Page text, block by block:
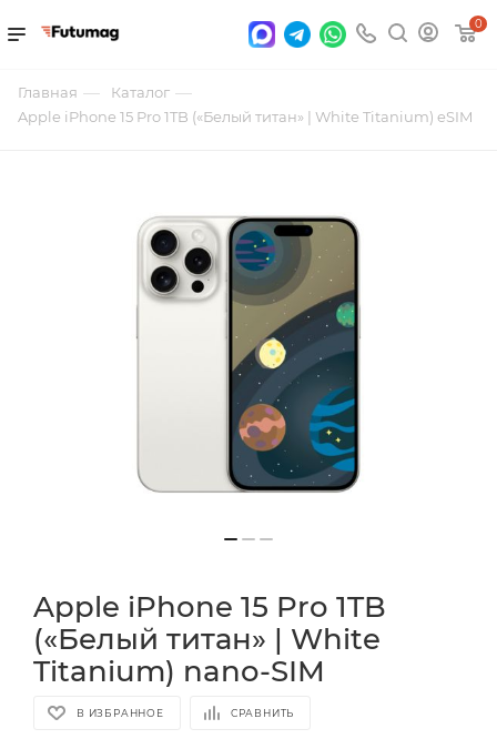
0
Главная — Каталог —
Apple iPhone 15 Pro 1TB («Белый титан» | White Titanium) eSIM
Apple iPhone 15 Pro 1TB
(«Белый титан» | White
Titanium) nano-SIM
В ИЗБРАННОЕ СРАВНИТЬ